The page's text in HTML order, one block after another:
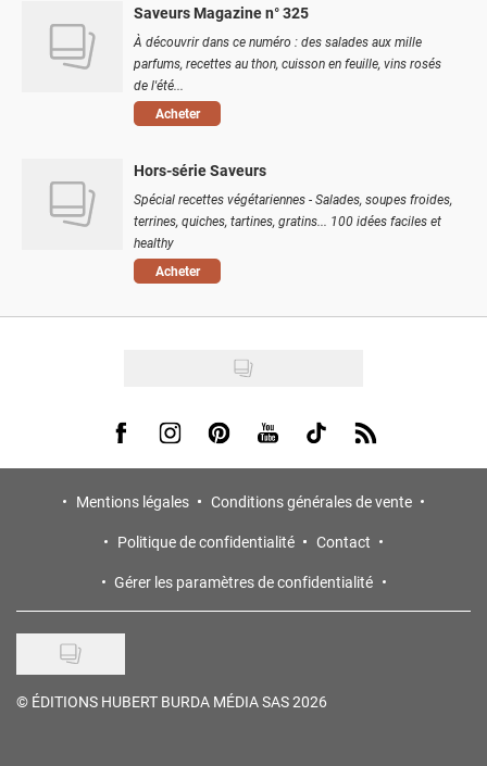
Saveurs Magazine n° 325
À découvrir dans ce numéro : des salades aux mille
parfums, recettes au thon, cuisson en feuille, vins rosés
de l'été...
Acheter
Hors-série Saveurs
Spécial recettes végétariennes - Salades, soupes froides,
terrines, quiches, tartines, gratins... 100 idées faciles et
healthy
Acheter
Visit us on Facebook
Visit us on Instagram
Visit us on Pinterest
Visit us on Youtube
Visit us on Tiktok
Visit us on Rss
Mentions légales
Conditions générales de vente
Politique de confidentialité
Contact
Gérer les paramètres de confidentialité
© ÉDITIONS HUBERT BURDA MÉDIA SAS 2026